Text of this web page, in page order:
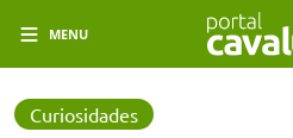
MENU
Curiosidades